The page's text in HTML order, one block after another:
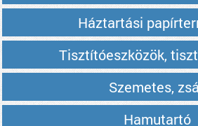
Háztartási
Tisztítóeszközök,
Szemetes,
Hamutartó